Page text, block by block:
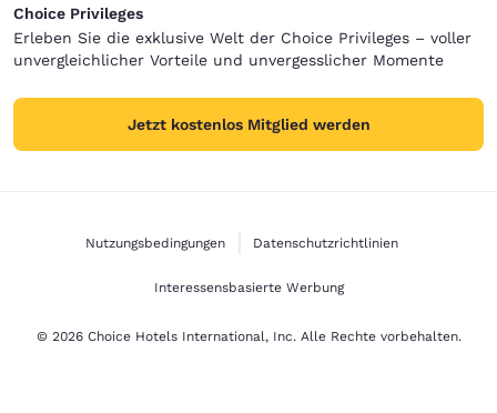
Choice Privileges
Erleben Sie die exklusive Welt der Choice Privileges – voller
unvergleichlicher Vorteile und unvergesslicher Momente
Jetzt kostenlos Mitglied werden
Nutzungsbedingungen Datenschutzrichtlinien
Interessensbasierte Werbung
© 2026 Choice Hotels International, Inc. Alle Rechte vorbehalten.